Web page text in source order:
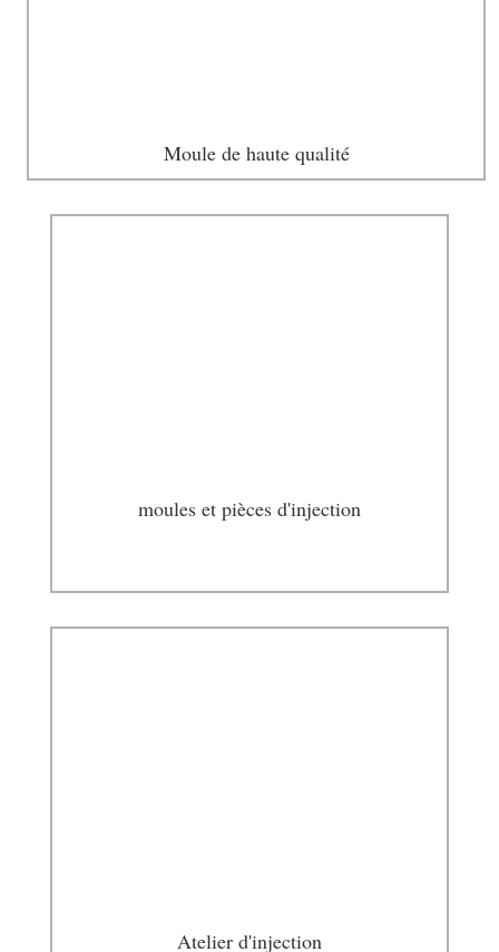
Moule de haute qualité
moules et pièces d'injection
Atelier d'injection